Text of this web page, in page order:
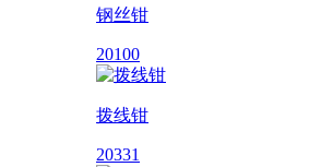
钢丝钳
20100
拨线钳
20331